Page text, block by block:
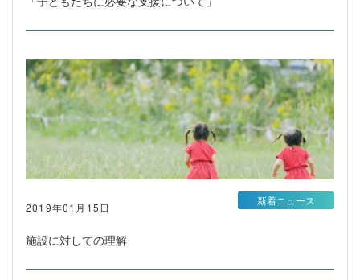
2019年01月15日
施設に対しての理解
新着ニュース